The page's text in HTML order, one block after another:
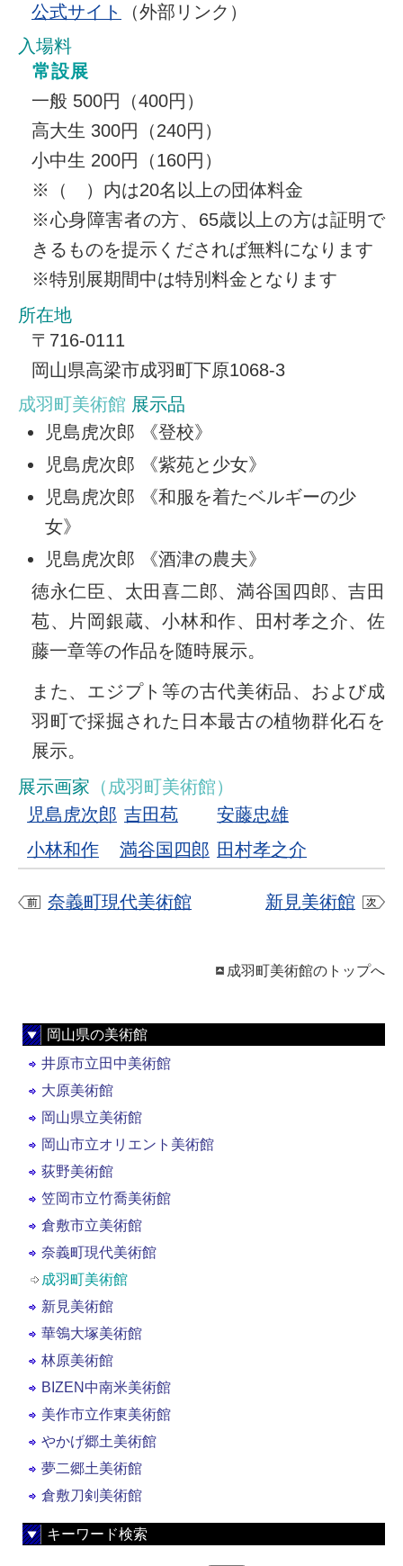
公式サイト
（外部リンク）
入場料
常設展
一般 500円（400円）
高大生 300円（240円）
小中生 200円（160円）
※（ ）内は20名以上の団体料金
※心身障害者の方、65歳以上の方は証明で
きるものを提示くだされば無料になります
※特別展期間中は特別料金となります
所在地
〒716-0111
岡山県高梁市成羽町下原1068-3
成羽町美術館 展示品
児島虎次郎 《登校》
児島虎次郎 《紫苑と少女》
児島虎次郎 《和服を着たベルギーの少
女》
児島虎次郎 《酒津の農夫》
徳永仁臣、太田喜二郎、満谷国四郎、吉田
苞、片岡銀蔵、小林和作、田村孝之介、佐
藤一章等の作品を随時展示。
また、エジプト等の古代美術品、および成
羽町で採掘された日本最古の植物群化石を
展示。
展示画家 （成羽町美術館）
児島虎次郎 吉田苞
安藤忠雄
小林和作
満谷国四郎 田村孝之介
新見美術館
奈義町現代美術館
成羽町美術館のトップへ
岡山県の美術館
井原市立田中美術館
大原美術館
岡山県立美術館
岡山市立オリエント美術館
荻野美術館
笠岡市立竹喬美術館
倉敷市立美術館
奈義町現代美術館
成羽町美術館
新見美術館
華鴒大塚美術館
林原美術館
BIZEN中南米美術館
美作市立作東美術館
やかげ郷土美術館
夢二郷土美術館
倉敷刀剣美術館
キーワード検索